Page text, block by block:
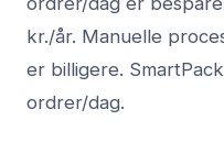
kr./år. Manuelle
er billigere.
ordrer/dag.